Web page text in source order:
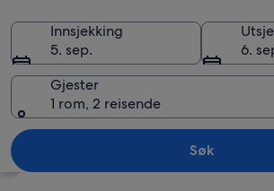
forretningsdistrikt
Sydney
Innsjekking
5. sep.
6.
Gjester
1 rom, 2 reisende
Søk